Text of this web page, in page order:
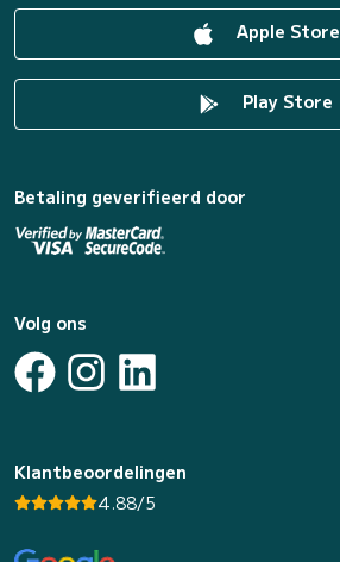
Apple Store
Play Store
Betaling geverifieerd door
Volg ons
Klantbeoordelingen
4.88/5